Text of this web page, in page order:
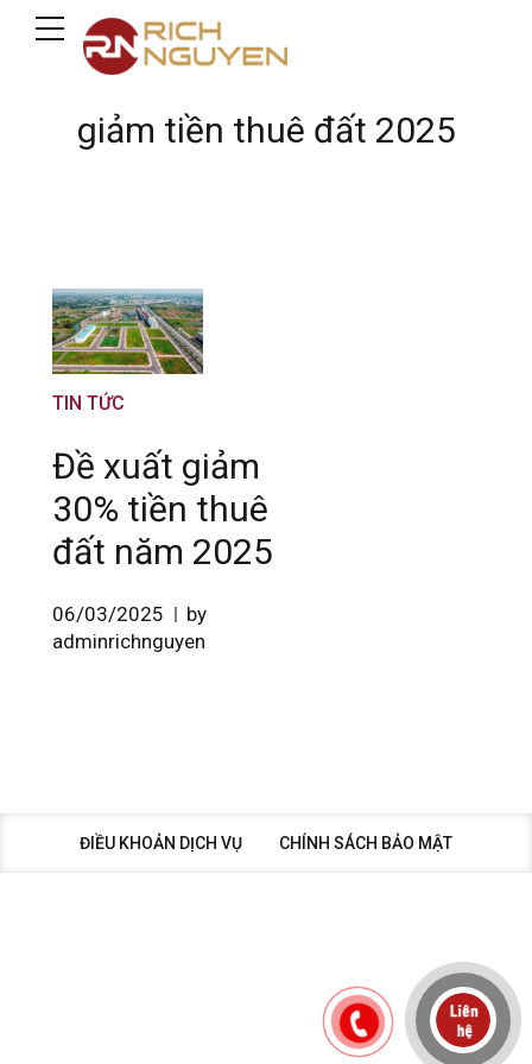
giảm tiền thuê đất 2025
TIN TỨC
Đề xuất giảm
30% tiền thuê
đất năm 2025
06/03/2025
by
adminrichnguyen
ĐIỀU KHOẢN DỊCH VỤ CHÍNH SÁCH BẢO MẬT